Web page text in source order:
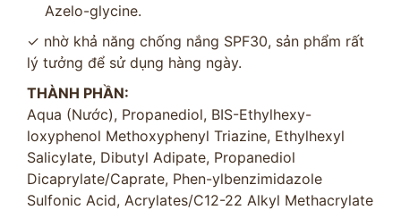
Azelo-glycine.
✓ nhờ khả năng chống nắng SPF30, sản phẩm rất
lý tưởng để sử dụng hàng ngày.
THÀNH PHẦN:
Aqua (Nước), Propanediol, BIS-Ethylhexy-
loxyphenol Methoxyphenyl Triazine, Ethylhexyl
Salicylate, Dibutyl Adipate, Propanediol
Dicaprylate/Caprate, Phen-ylbenzimidazole
Sulfonic Acid, Acrylates/C12-22 Alkyl Methacrylate